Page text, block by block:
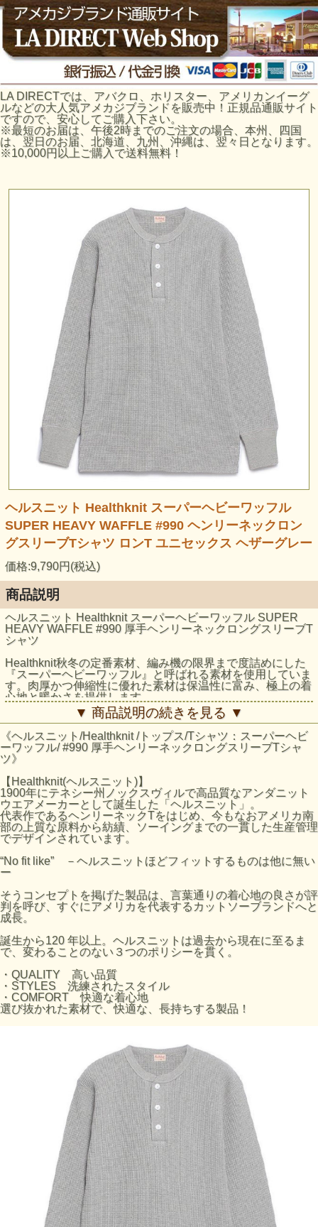
LA DIRECTでは、アバクロ、ホリスター、アメリカンイーグ
ルなどの大人気アメカジブランドを販売中！正規品通販サイト
ですので、安心してご購入下さい。
※最短のお届は、午後2時までのご注文の場合、本州、四国
は、翌日のお届、北海道、九州、沖縄は、翌々日となります。
※10,000円以上ご購入で送料無料！
ヘルスニット Healthknit スーパーヘビーワッフル
SUPER HEAVY WAFFLE #990 ヘンリーネックロン
グスリーブTシャツ ロンT ユニセックス ヘザーグレー
価格:9,790円(税込)
商品説明
ヘルスニット Healthknit スーパーヘビーワッフル SUPER
HEAVY WAFFLE #990 厚手ヘンリーネックロングスリーブT
シャツ
Healthknit秋冬の定番素材、編み機の限界まで度詰めにした
『スーパーヘビーワッフル』と呼ばれる素材を使用していま
す。肉厚かつ伸縮性に優れた素材は保温性に富み、極上の着
心地と暖かさを提供します。
ヘルスニット定番モデルである、ベーシックな3つボタンヘ
ンリー。余分なゆとりを排除した肌に沿うようなシルエット
で、インナーとして最適なフィット感の１枚です。
袖口は横編み機で編み立てられた、ヴィンテージライクなタ
ック入りリブで仕上げています。
QUALITY：COTTON 100%
サイズの目安
サイズ
着丈 (cm) 肩幅 (cm) 身幅 (cm)
袖丈 (cm)
59.9
XL
74.5 45.7 47 62.1
Model/ヘザーグレー： H180 B88 W76 H95 着用サイズ：L
Model/オリーブ：H180 B88 W76 H95 着用サイズ：L
※伸縮性に優れた素材を使用しております。
Mサイズ：身長165～175cm、胸囲87～95cm
Lサイズ：身長175～180cm、胸囲92～100cm
XLサイズ：身長175～185cm、胸囲98～107cm
・素材へのこだわり
選び抜かれたU.S.Cotton（米綿）を使用し、肌離れの良いド
ライな着心地を実現。
Open-End Yarn（空紡糸）と呼ばれる、空気を利用し遠心力
で紡績を行う糸を使用しており、繊維の間に空気を含むた
め、ふっくら感があり、ドライでざっくりした少し硬めの風
合いになるのが特徴。
・縫製へのこだわり
各部の縫製には『4本針フラットシーマ』と呼ばれる特殊な
ミシンを使用。
縫い代がフラットに仕上がるため肌当たりが良く、ソフトで
ストレスのない着心地を味わえます。
▼ 商品説明の続きを見る ▼
《ヘルスニット/Healthknit /トップス/Tシャツ：スーパーヘビ
ーワッフル/ #990 厚手ヘンリーネックロングスリーブTシャ
ツ》
【Healthknit(ヘルスニット)】
1900年にテネシー州ノックスヴィルで高品質なアンダニット
ウエアメーカーとして誕生した「ヘルスニット」。
代表作であるヘンリーネックTをはじめ、今もなおアメリカ南
部の上質な原料から紡績、ソーイングまでの一貫した生産管理
でデザインされています。
“No fit like” －ヘルスニットほどフィットするものは他に無い
ー
そうコンセプトを掲げた製品は、言葉通りの着心地の良さが評
判を呼び、すぐにアメリカを代表するカットソーブランドへと
成長。
誕生から120 年以上。ヘルスニットは過去から現在に至るま
で、変わることのない３つのポリシーを貫く。
・QUALITY 高い品質
・STYLES 洗練されたスタイル
・COMFORT 快適な着心地
選び抜かれた素材で、快適な、長持ちする製品！